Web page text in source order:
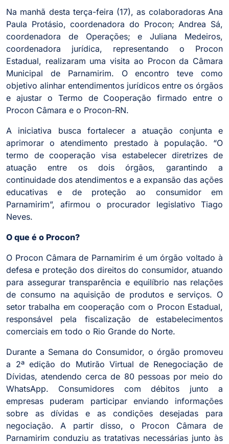
Na manhã desta terça-feira (17), as colaboradoras Ana
Paula Protásio, coordenadora do Procon; Andrea Sá,
coordenadora de Operações; e Juliana Medeiros,
coordenadora jurídica, representando o Procon
Estadual, realizaram uma visita ao Procon da Câmara
Municipal de Parnamirim. O encontro teve como
objetivo alinhar entendimentos jurídicos entre os órgãos
e ajustar o Termo de Cooperação firmado entre o
Procon Câmara e o Procon-RN.
A iniciativa busca fortalecer a atuação conjunta e
aprimorar o atendimento prestado à população. “O
termo de cooperação visa estabelecer diretrizes de
atuação entre os dois órgãos, garantindo a
continuidade dos atendimentos e a expansão das ações
educativas e de proteção ao consumidor em
Parnamirim”, afirmou o procurador legislativo Tiago
Neves.
O que é o Procon?
O Procon Câmara de Parnamirim é um órgão voltado à
defesa e proteção dos direitos do consumidor, atuando
para assegurar transparência e equilíbrio nas relações
de consumo na aquisição de produtos e serviços. O
setor trabalha em cooperação com o Procon Estadual,
responsável pela fiscalização de estabelecimentos
comerciais em todo o Rio Grande do Norte.
Durante a Semana do Consumidor, o órgão promoveu
a 2ª edição do Mutirão Virtual de Renegociação de
Dívidas, atendendo cerca de 80 pessoas por meio do
WhatsApp. Consumidores com débitos junto a
empresas puderam participar enviando informações
sobre as dívidas e as condições desejadas para
negociação. A partir disso, o Procon Câmara de
Parnamirim conduziu as tratativas necessárias junto às